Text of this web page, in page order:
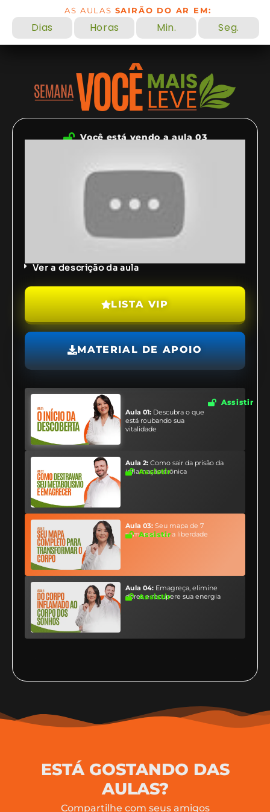
AS AULAS SAIRÃO DO AR EM:
Dias Horas Min. Seg.
Você está vendo a aula 03
Ver a descrição da aula
LISTA VIP
MATERIAL DE APOIO
Aula 01:Descubra o que
está roubando sua
vitalidade
Assistir
Aula 2:Como sair da prisão da
inflamação crônica
Assistir
Aula 03:Seu mapa de 7
semanas para a liberdade
Assistir
Aula 04:Emagreça, elimine
dores e recupere sua energia
Assistir
ESTÁ GOSTANDO DAS
AULAS?
Compartilhe com seus amigos